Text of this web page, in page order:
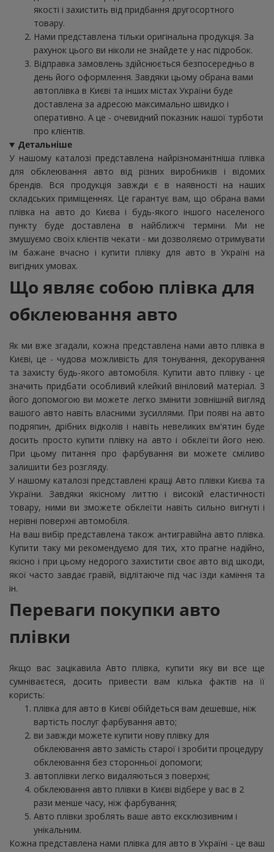
якості і захистить від придбання другосортного
товару.
Нами представлена тільки оригінальна продукція. За
рахунок цього ви ніколи не знайдете у нас підробок.
Відправка замовлень здійснюється безпосередньо в
день його оформлення. Завдяки цьому обрана вами
автоплівка в Києві та інших містах України буде
доставлена за адресою максимально швидко і
оперативно. А це - очевидний показник нашої турботи
про клієнтів.
Детальніше
У нашому каталозі представлена найрізноманітніша плівка
для обклеювання авто від різних виробників і відомих
брендів. Вся продукція завжди є в наявності на наших
складських приміщеннях. Це гарантує вам, що обрана вами
плівка на авто до Києва і будь-якого іншого населеного
пункту буде доставлена в найближчі терміни. Ми не
змушуємо своїх клієнтів чекати - ми дозволяємо отримувати
їм бажане вчасно і купити плівку для авто в Україні на
вигідних умовах.
Що являє собою плівка для
обклеювання авто
Як ми вже згадали, кожна представлена нами авто плівка в
Києві, це - чудова можливість для тонування, декорування
та захисту будь-якого автомобіля. Купити авто плівку - це
значить придбати особливий клейкий вініловий матеріал. З
його допомогою ви можете легко змінити зовнішній вигляд
вашого авто навіть власними зусиллями. При появі на авто
подряпин, дрібних відколів і навіть невеликих вм'ятин буде
досить просто купити плівку на авто і обклеїти його нею.
При цьому питання про фарбування ви можете сміливо
залишити без розгляду.
У нашому каталозі представлені кращі Авто плівки Києва та
України. Завдяки якісному литтю і високій еластичності
товару, ними ви зможете обклеїти навіть сильно вигнуті і
нерівні поверхні автомобіля.
На ваш вибір представлена також антигравійна авто плівка.
Купити таку ми рекомендуємо для тих, хто прагне надійно,
якісно і при цьому недорого захистити своє авто від шкоди,
якої часто завдає гравій, відлітаюче під час їзди каміння та
ін.
Переваги покупки авто
плівки
Якщо вас зацікавила Авто плівка, купити яку ви все ще
сумніваєтеся, досить привести вам кілька фактів на її
користь:
плівка для авто в Києві обійдеться вам дешевше, ніж
вартість послуг фарбування авто;
ви завжди можете купити нову плівку для
обклеювання авто замість старої і зробити процедуру
обклеювання без сторонньої допомоги;
автоплівки легко видаляються з поверхні;
обклеювання авто плівки в Києві відбере у вас в 2
рази менше часу, ніж фарбування;
Авто плівки зроблять ваше авто ексклюзивним і
унікальним.
Кожна представлена нами плівка для авто в Україні - це ваш